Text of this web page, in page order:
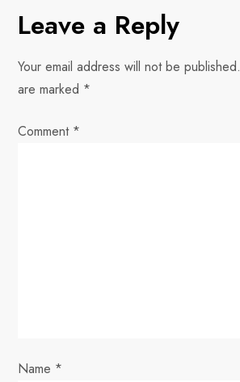
n
a
v
i
n
Leave a Reply
Your email address will not be published.
are marked *
Comment *
Name *